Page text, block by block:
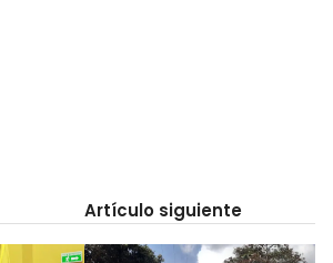
Artículo siguiente